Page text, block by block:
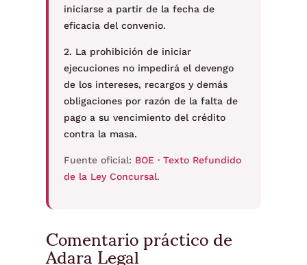
iniciarse a partir de la fecha de
eficacia del convenio.
2. La prohibición de iniciar
ejecuciones no impedirá el devengo
de los intereses, recargos y demás
obligaciones por razón de la falta de
pago a su vencimiento del crédito
contra la masa.
Fuente oficial: BOE · Texto Refundido
de la Ley Concursal.
Comentario práctico de